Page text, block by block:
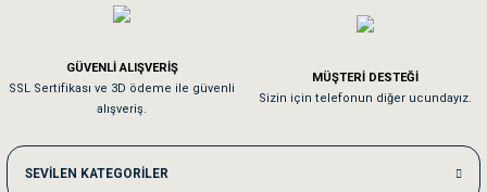
Kedilerim beğeniyorlar. Memnunuz. Uygun fiyatta olması iyi.
Me***** Ya******
GÜVENLİ ALIŞVERİŞ
SSL Sertifikası ve 3D ödeme ile güvenli
alışveriş.
MÜŞTERİ DESTEĞİ
Sizin için telefonun diğer ucundayız.
SEVİLEN KATEGORİLER